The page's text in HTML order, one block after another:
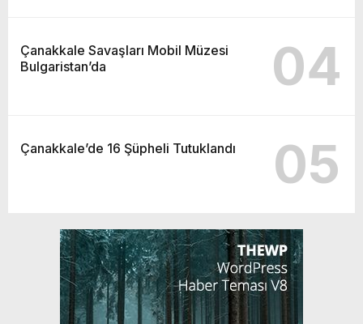
Çanakkale Savaşları Mobil Müzesi
Bulgaristan’da
04
Çanakkale’de 16 Şüpheli Tutuklandı 05